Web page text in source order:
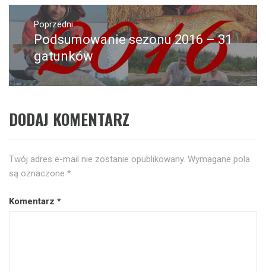
Nawigacja
wpisuPoprzedni
Poprzedni
wpis:
Podsumowanie sezonu 2016 – 31
gatunków
DODAJ KOMENTARZ
Twój adres e-mail nie zostanie opublikowany. Wymagane pola
są oznaczone *
Komentarz *